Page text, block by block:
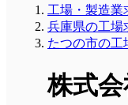
工場・製造業
兵庫県の工場
たつの市の工
株式